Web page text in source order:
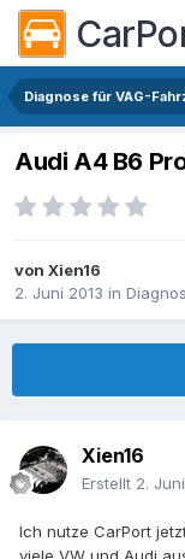
Diagnose für VAG-
Audi A4 B6
von Xien16
2. Juni 2013 in
Xien16
Erstellt 2.
Ich nutze CarPort